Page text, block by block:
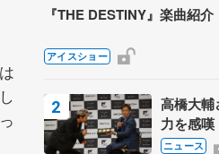
『THE DESTINY』楽曲紹介
アイスショー
高橋大輔
力を感
「どち
ニュース